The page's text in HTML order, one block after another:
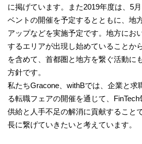
に掲げています。また2019年度は、5
ベントの開催を予定するとともに、地
アップなどを実施予定です。地方にお
するエリアが出現し始めていることか
を含めて、首都圏と地方を繋ぐ活動に
方針です。
私たちGracone、withBでは、企業と求
る転職フェアの開催を通じて、
供給と人手不足の解消に貢献すること
長に繋げていきたいと考えています。